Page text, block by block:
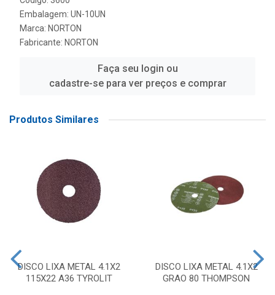
Embalagem: UN-10UN
Marca: NORTON
Fabricante: NORTON
Faça seu login ou
cadastre-se para ver preços e comprar
Produtos Similares
DISCO LIXA METAL 4.1X2
115X22 A36 TYROLIT
DISCO LIXA METAL 4.1X2
GRAO 80 THOMPSON